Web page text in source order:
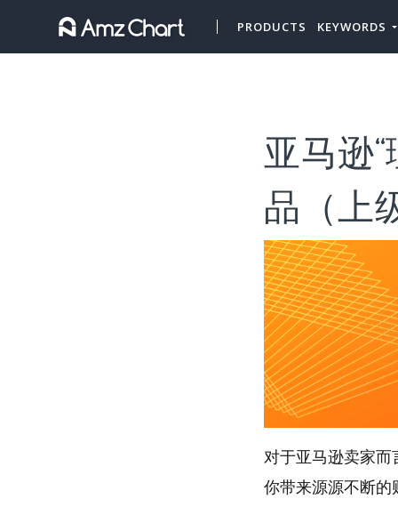
PRODUCTS KEYWORDS
亚马逊
品（上
对于亚马逊卖家
你带来源源不断的